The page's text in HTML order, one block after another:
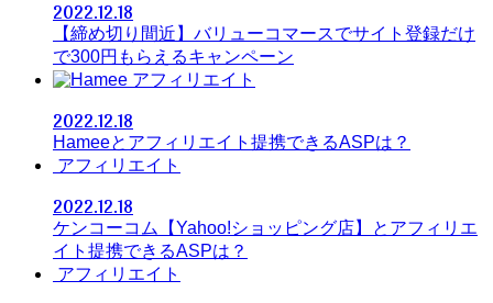
2022.12.18
【締め切り間近】バリューコマースでサイト登録だけ
で300円もらえるキャンペーン
アフィリエイト
2022.12.18
Hameeとアフィリエイト提携できるASPは？
アフィリエイト
2022.12.18
ケンコーコム【Yahoo!ショッピング店】とアフィリエ
イト提携できるASPは？
アフィリエイト